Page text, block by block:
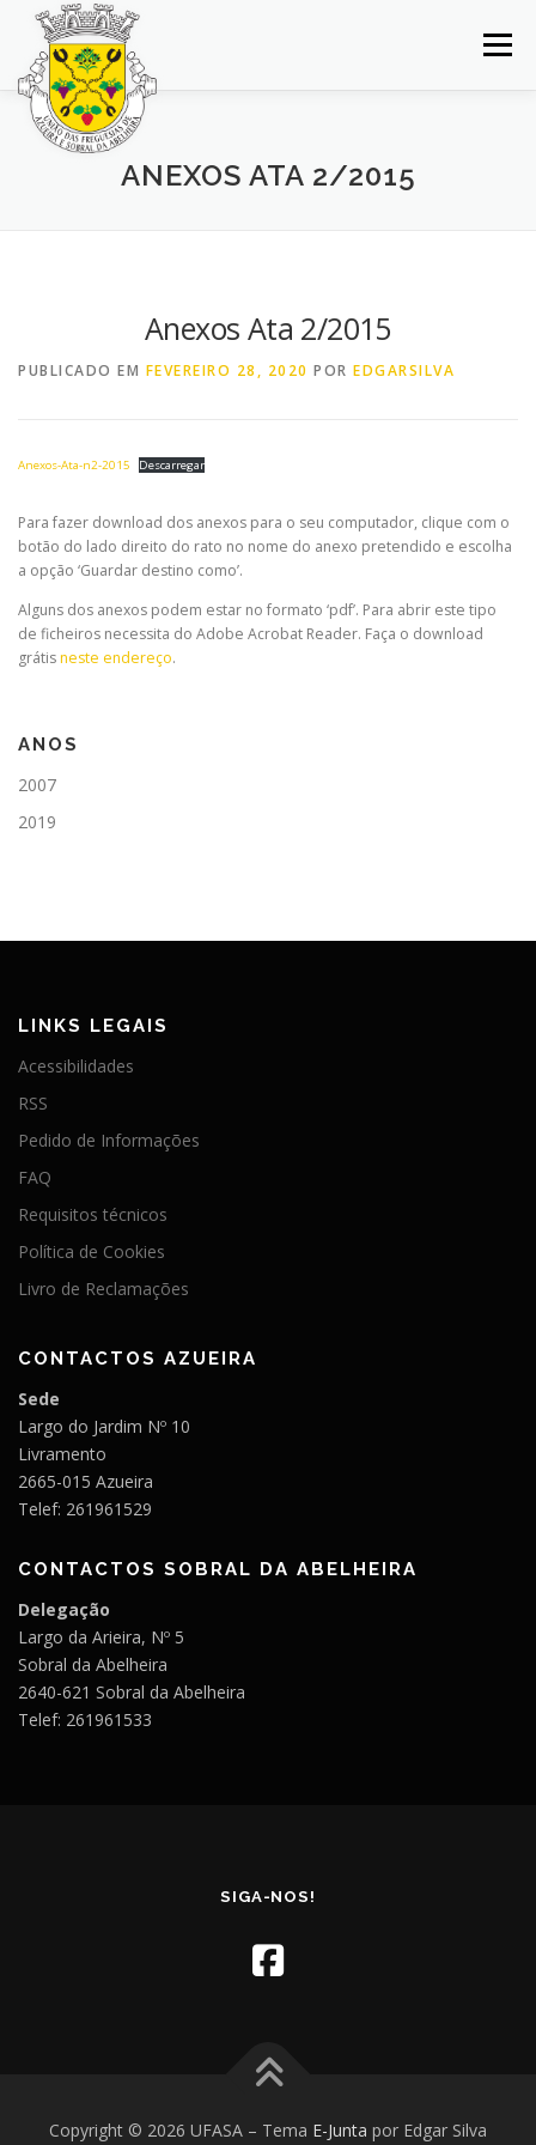
Saltar
conteúdo
Menu
INÍCIO JUNTA DE FREGUESIA
CONTACTOS
ANEXOS ATA 2/2015
Anexos Ata 2/2015
PUBLICADO EM FEVEREIRO 28, 2020 POR EDGARSILVA
Anexos-Ata-n2-2015 Descarregar
Para fazer download dos anexos para o seu computador, clique com o
botão do lado direito do rato no nome do anexo pretendido e escolha
a opção ‘Guardar destino como’.
Alguns dos anexos podem estar no formato ‘pdf’. Para abrir este tipo
de ficheiros necessita do Adobe Acrobat Reader. Faça o download
grátisneste endereço.
ANOS
2007
2019
LINKS LEGAIS
Acessibilidades
RSS
Pedido de Informações
FAQ
Requisitos técnicos
Política de Cookies
Livro de Reclamações
CONTACTOS AZUEIRA
Sede
Largo do Jardim Nº 10
Livramento
2665-015 Azueira
Telef: 261961529
CONTACTOS SOBRAL DA ABELHEIRA
Delegação
Largo da Arieira, Nº 5
Sobral da Abelheira
2640-621 Sobral da Abelheira
Telef: 261961533
SIGA-NOS!
Copyright © 2026 UFASA – Tema E-Junta por Edgar Silva